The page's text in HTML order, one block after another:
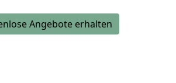
Angebote erhalten